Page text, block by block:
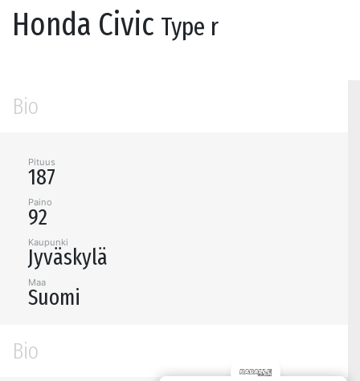
Honda Civic Type r
Bio
Pituus
187
Paino
92
Kaupunki
Jyväskylä
Maa
Suomi
Bio